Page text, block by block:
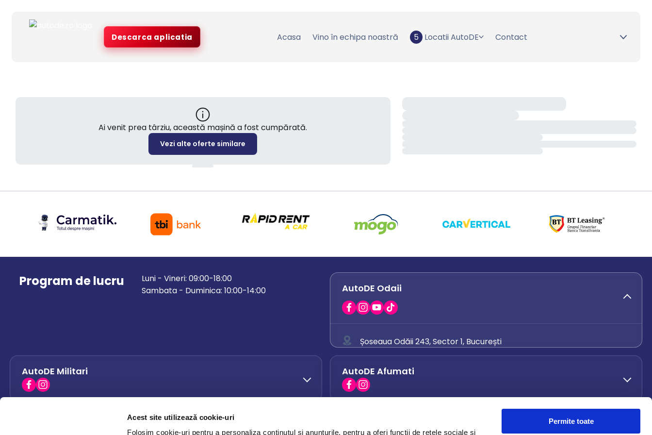
Acest site utilizează cookie-uri
Folosim cookie-uri pentru a personaliza conținutul și anunțurile, pentru a oferi funcții de rețele sociale și
Permite toate
Descarca aplicatia Acasa Vino în echipa noastră 5 Locatii AutoDE Contact
Ai venit prea târziu, această mașină a fost cumpărată.
Vezi alte oferte similare
Program de lucru
Luni - Vineri: 09:00-18:00
Sambata - Duminica: 10:00-14:00
AutoDE Odaii
Șoseaua Odăii 243, Sector 1, București
0742 444 194
office.odaii@autode.ro
AutoDE Militari AutoDE Afumati